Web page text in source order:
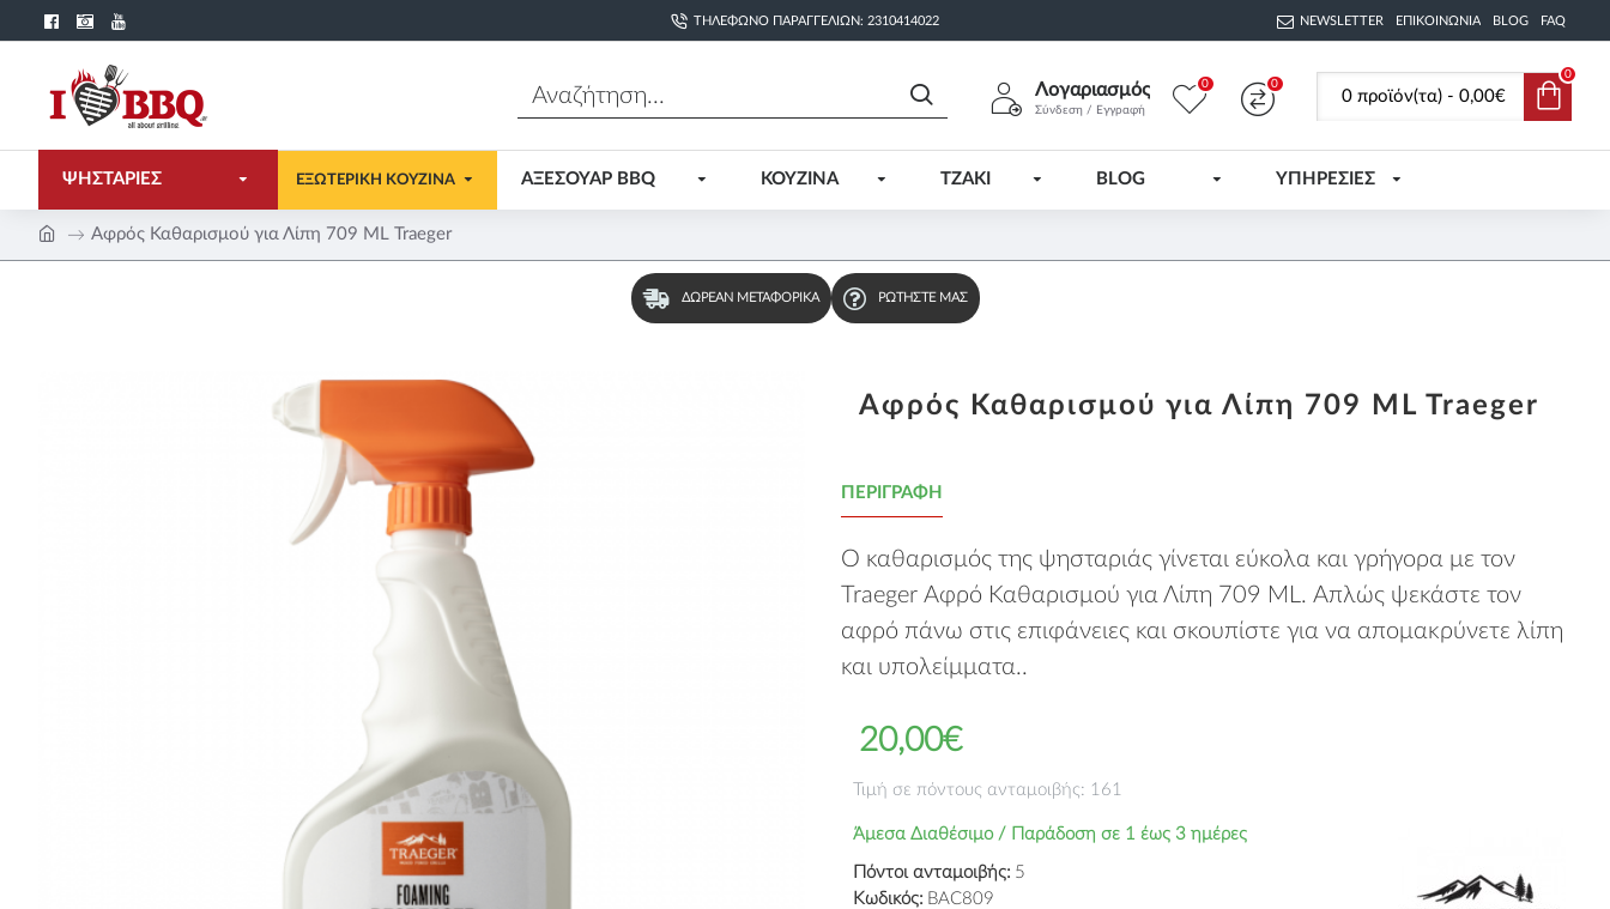
ΤΗΛΈΦΩΝΟ ΠΑΡΑΓΓΕΛΙΏΝ: 2310414022 NEWSLETTER ΕΠΙΚΟΙΝΩΝΊΑ BLOG FAQ
Λογαριασμός
Σύνδεση / Εγγραφή
0 0
0 προϊόν(τα) - 0,00€
0
ΨΗΣΤΑΡΙΕΣ ΕΞΩΤΕΡΙΚΗ ΚΟΥΖΙΝΑ ΑΞΕΣΟΥΑΡ BBQ ΚΟΥΖΙΝΑ ΤΖΑΚΙ BLOG ΥΠΗΡΕΣΙΕΣ
Αφρός Καθαρισμού για Λίπη 709 ML Traeger
ΔΩΡΕΆΝ ΜΕΤΑΦΟΡΙΚΆ ΡΩΤΉΣΤΕ ΜΑΣ
Αφρός Καθαρισμού για Λίπη 709 ML Traeger
ΠΕΡΙΓΡΑΦΉ
Ο καθαρισμός της ψησταριάς γίνεται εύκολα και γρήγορα με τον
Traeger Αφρό Καθαρισμού για Λίπη 709 ML. Απλώς ψεκάστε τον
αφρό πάνω στις επιφάνειες και σκουπίστε για να απομακρύνετε λίπη
και υπολείμματα..
Άμεσα Διαθέσιμο / Παράδοση σε 1 έως 3 ημέρες
Πόντοι ανταμοιβής: 5
Κωδικός: BAC809
20,00€
Τιμή σε πόντους ανταμοιβής: 161